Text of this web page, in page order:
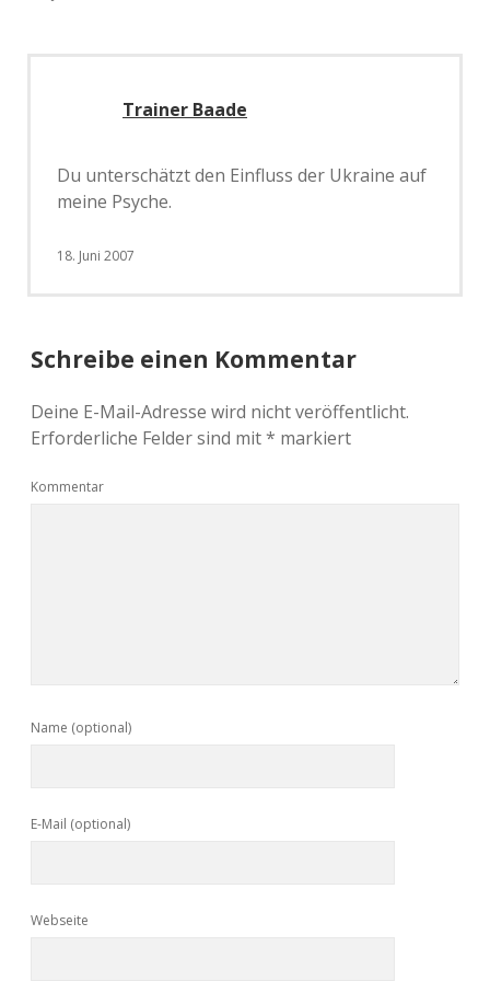
Trainer Baade
Du unterschätzt den Einfluss der Ukraine auf
meine Psyche.
18. Juni 2007
Schreibe einen Kommentar
Deine E-Mail-Adresse wird nicht veröffentlicht.
Erforderliche Felder sind mit* markiert
Kommentar
Name (optional)
E-Mail (optional)
Webseite